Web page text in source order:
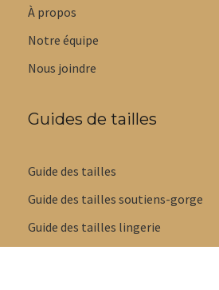
À propos
Notre équipe
Nous joindre
Guides de tailles
Guide des tailles
Guide des tailles soutiens-gorge
Guide des tailles lingerie